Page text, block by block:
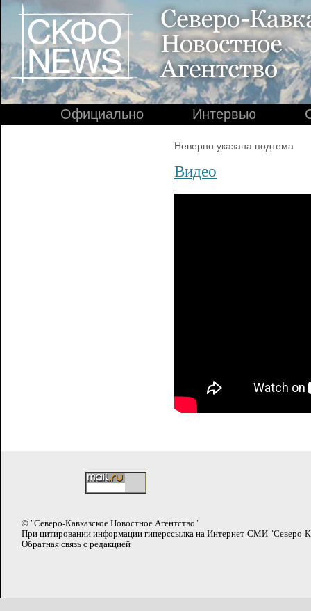
Официально Интервью
Неверно указана подтема
Видео
© "Северо-Кавказское Новостное Агентство"
При цитировании информации гиперссылка на Интернет-СМИ "Северо-
Обратная связь с редакцией